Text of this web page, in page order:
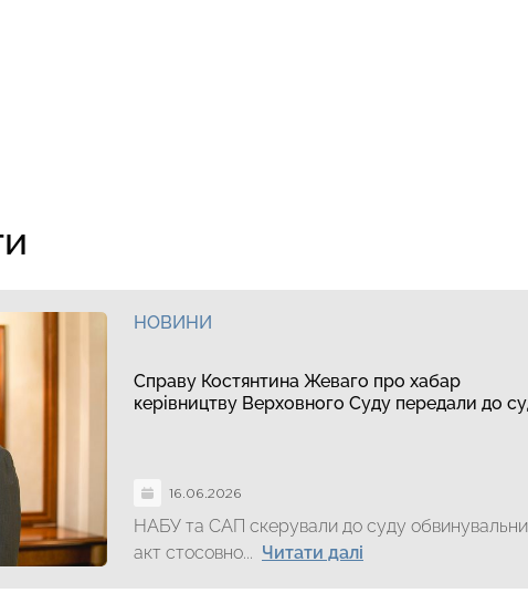
НОВИНИ
Справу Костянтина Жеваго про хабар
керівництву Верховного Суду передали до
16.06.2026
НАБУ та САП скерували до суду
акт стосовно... Читати далі